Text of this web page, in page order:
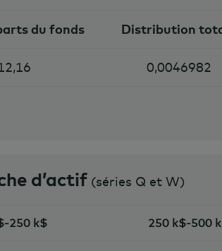
du fonds Distribution
0,0046982
d’actif (séries Q et W)
250 k$ 250 k$-500